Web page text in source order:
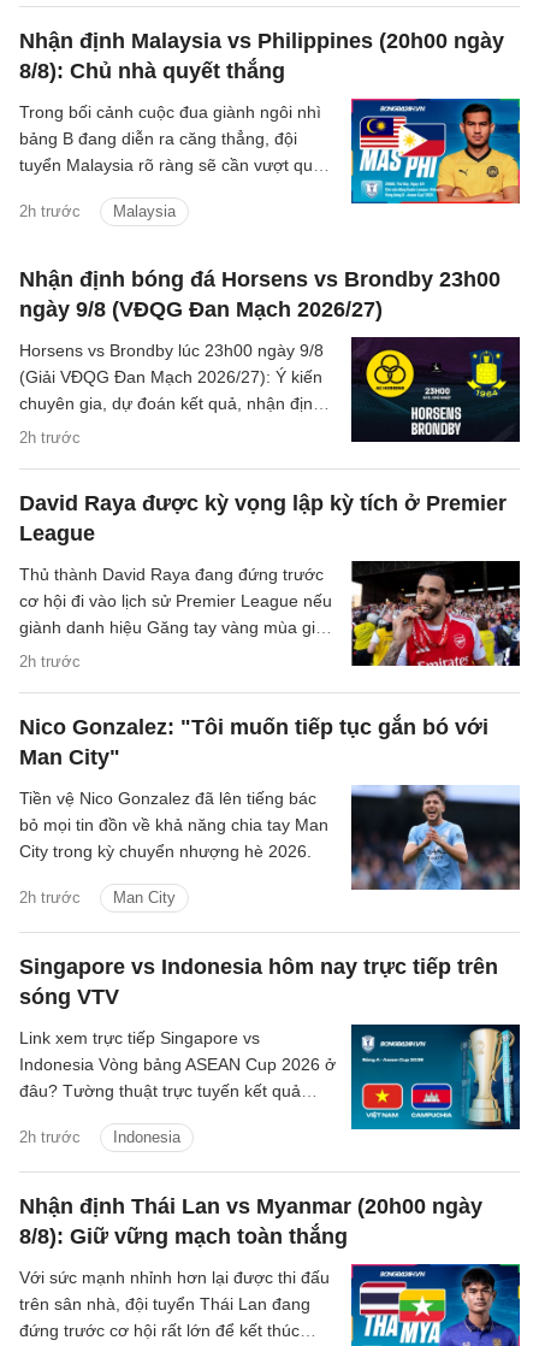
Nhận định Malaysia vs Philippines (20h00 ngày
8/8): Chủ nhà quyết thắng
2h trước Malaysia
Trong bối cảnh cuộc đua giành ngôi nhì
bảng B đang diễn ra căng thẳng, đội
tuyển Malaysia rõ ràng sẽ cần vượt qua
Nhận định bóng đá Horsens vs Brondby 23h00
ngày 9/8 (VĐQG Đan Mạch 2026/27)
2h trước
Horsens vs Brondby lúc 23h00 ngày 9/8
(Giải VĐQG Đan Mạch 2026/27): Ý kiến
chuyên gia, dự đoán kết quả, nhận định -
phân tích trận đấu, thống kê chi tiết về
David Raya được kỳ vọng lập kỳ tích ở Premier
League
2h trước
Thủ thành David Raya đang đứng trước
cơ hội đi vào lịch sử Premier League nếu
giành danh hiệu Găng tay vàng mùa giải
2026/27.
Nico Gonzalez: "Tôi muốn tiếp tục gắn bó với
Man City"
2h trước Man City
Tiền vệ Nico Gonzalez đã lên tiếng bác
bỏ mọi tin đồn về khả năng chia tay Man
City trong kỳ chuyển nhượng hè 2026.
Singapore vs Indonesia hôm nay trực tiếp trên
sóng VTV
2h trước Indonesia
Link xem trực tiếp Singapore vs
Indonesia Vòng bảng ASEAN Cup 2026 ở
đâu? Tường thuật trực tuyến kết quả
kênh phát sóng nào?
Nhận định Thái Lan vs Myanmar (20h00 ngày
8/8): Giữ vững mạch toàn thắng
Với sức mạnh nhỉnh hơn lại được thi đấu
trên sân nhà, đội tuyển Thái Lan đang
đứng trước cơ hội rất lớn để kết thúc